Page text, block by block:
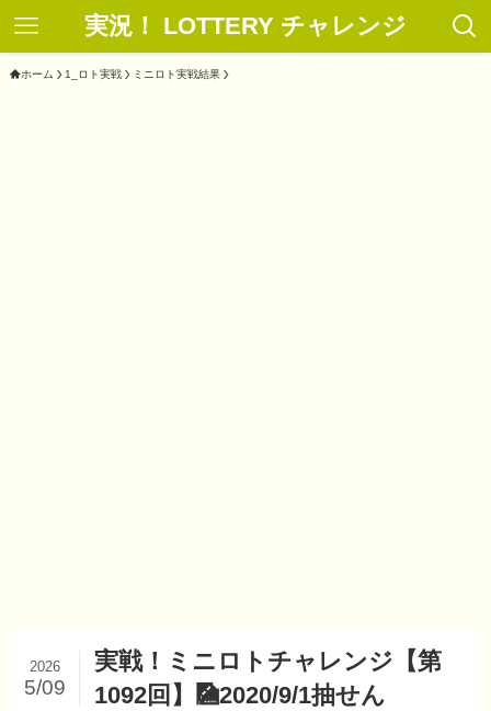
実況！ LOTTERY チャレンジ
ホーム 1_ロト実戦 ミニロト実戦結果
実戦！ミニロトチャレンジ【第
1092回】🎑2020/9/1抽せん
2026
5/09